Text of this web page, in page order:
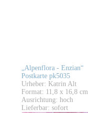
„Alpenflora - Enzian“
Postkarte pk5035
Urheber: Katrin Alt
Format: 11,8 x 16,8 cm
Ausrichtung: hoch
Lieferbar: sofort